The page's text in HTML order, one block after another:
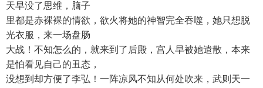
天早没了思维，脑子
里都是赤裸裸的情欲，欲火将她的神智完全吞噬，她只想脱
光衣服，来一场盘肠
大战！不知怎么的，就来到了后殿，宫人早被她遣散，本来
是怕看见自己的丑态，
没想到却方便了李弘！一阵凉风不知从何处吹来，武则天一